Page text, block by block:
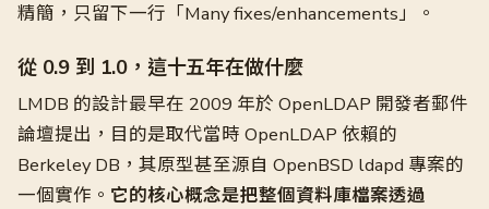
精簡，只留下一行「Many fixes/enhancements」。
從 0.9 到 1.0，這十五年在做什麼
LMDB 的設計最早在 2009 年於 OpenLDAP 開發者郵件
論壇提出，目的是取代當時 OpenLDAP 依賴的
Berkeley DB，其原型甚至源自 OpenBSD ldapd 專案的
一個實作。 它的核心概念是把整個資料庫檔案透過